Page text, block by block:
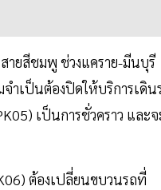
ายสีชมพู ช่วงแคราย-มีนบุรี
ำเป็นต้องปิดให้บริการเดิน
เป็นการชั่วคราว และ
ต้องเปลี่ยนขบวนรถที่